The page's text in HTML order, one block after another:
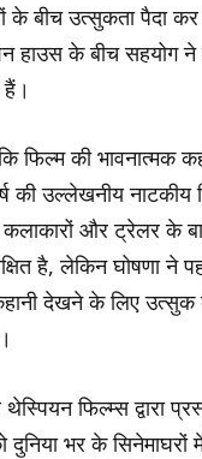
के बीच उत्सुकता पैदा
हाउस के बीच सहयोग ने
कि फिल्म की भावनात्मक
की उल्लेखनीय
और ट्रेलर के
है, लेकिन घोषणा ने
देखने के लिए उत्सुक
फिल्म्स द्वारा
भर के सिनेमाघरों